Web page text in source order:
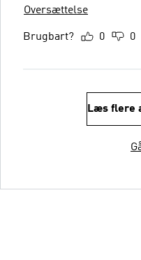
Oversættelse
Brugbart? 0 0
Læs flere